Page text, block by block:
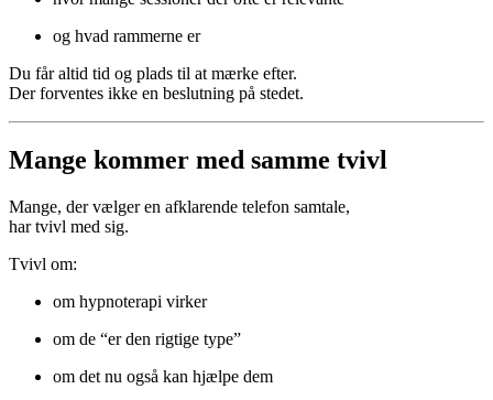
og hvad rammerne er
Du får altid tid og plads til at mærke efter.
Der forventes ikke en beslutning på stedet.
Mange kommer med samme tvivl
Mange, der vælger en afklarende telefon samtale,
har tvivl med sig.
Tvivl om:
om hypnoterapi virker
om de “er den rigtige type”
om det nu også kan hjælpe dem